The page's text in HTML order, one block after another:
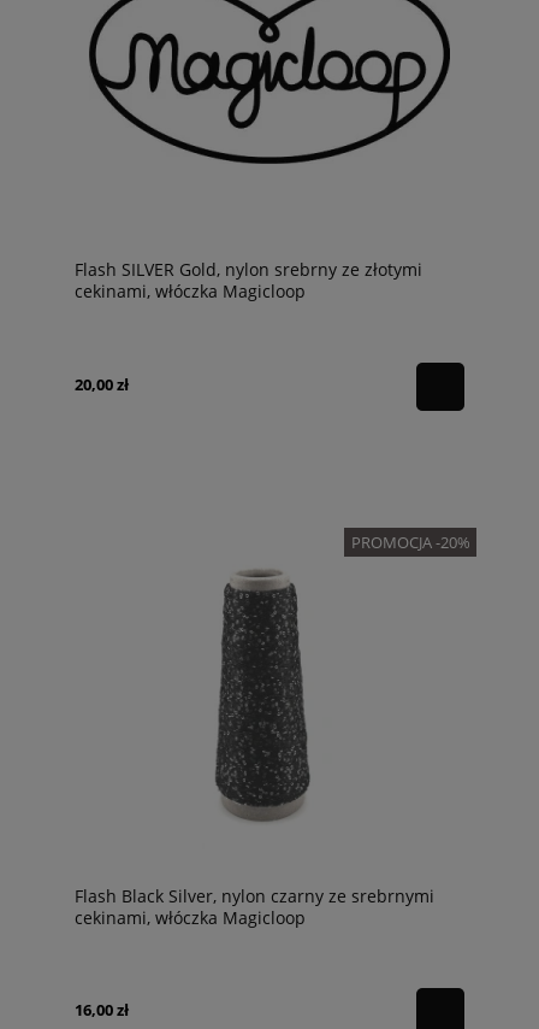
Flash SILVER Gold, nylon srebrny ze złotymi
cekinami, włóczka Magicloop
20,00 zł
PROMOCJA -20%
Flash Black Silver, nylon czarny ze srebrnymi
cekinami, włóczka Magicloop
16,00 zł